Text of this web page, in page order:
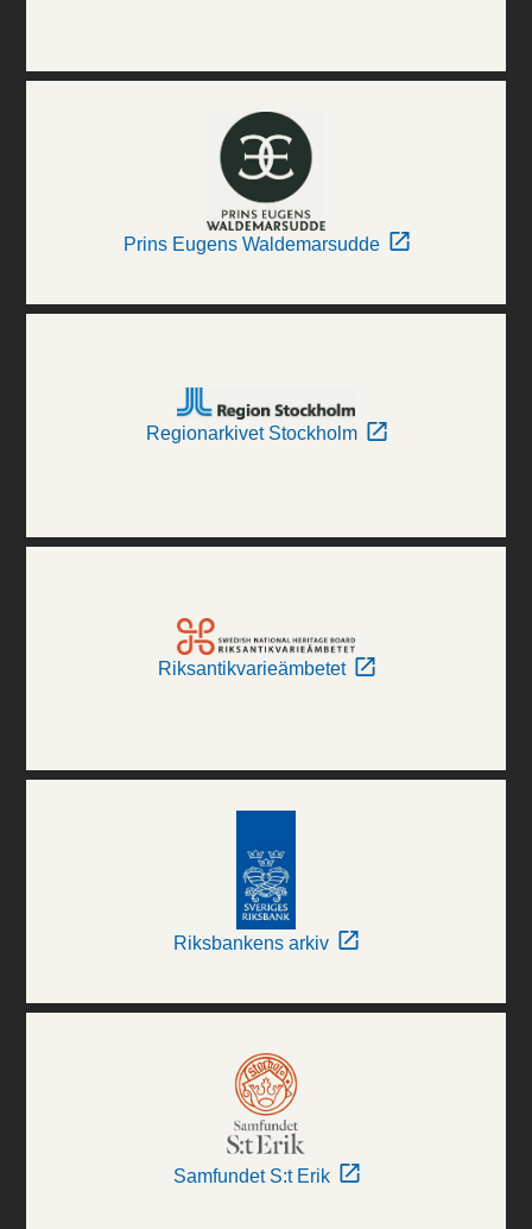
Prins Eugens Waldemarsudde
Regionarkivet Stockholm
Riksantikvarieämbetet
Riksbankens arkiv
Samfundet S:t Erik